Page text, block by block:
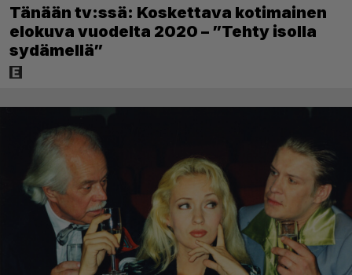
Tänään tv:ssä: Koskettava kotimainen
elokuva vuodelta 2020 – ”Tehty isolla
sydämellä”